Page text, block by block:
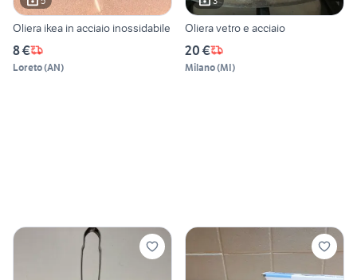
Oliera ikea in acciaio inossidabile
8 €
Loreto(AN)
Oliera vetro e acciaio
20 €
Milano(MI)